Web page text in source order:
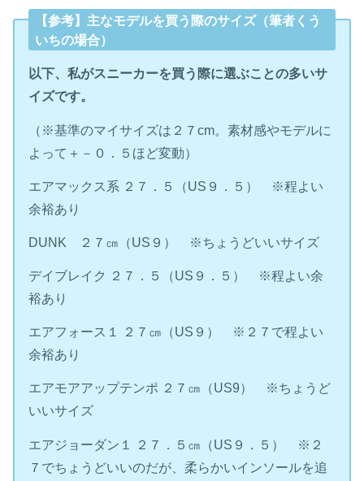
【参考】主なモデルを買う際のサイズ（筆者くう
いちの場合）
以下、私がスニーカーを買う際に選ぶことの多いサ
イズです。
（※基準のマイサイズは２７cm。素材感やモデルに
よって＋－０．５ほど変動）
エアマックス系 ２７．５（US９．５） ※程よい
余裕あり
DUNK ２７㎝（US９） ※ちょうどいいサイズ
デイブレイク ２７．５（US９．５） ※程よい余
裕あり
エアフォース１ ２７㎝（US９） ※２７で程よい
余裕あり
エアモアアップテンポ ２７㎝（US9） ※ちょうど
いいサイズ
エアジョーダン１ ２７．５㎝（US９．５） ※２
７でちょうどいいのだが、柔らかいインソールを追